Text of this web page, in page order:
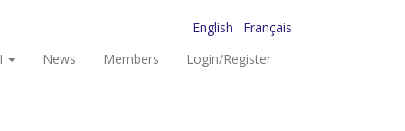
English
Français
News Members Login/Register